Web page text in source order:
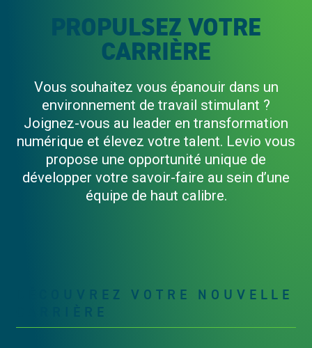
PROPULSEZ VOTRE
CARRIÈRE
Vous souhaitez vous épanouir dans un
environnement de travail stimulant ?
Joignez-vous au leader en transformation
numérique et élevez votre talent. Levio vous
propose une opportunité unique de
développer votre savoir-faire au sein d’une
équipe de haut calibre.
DÉCOUVREZ VOTRE NOUVELLE
CARRIÈRE